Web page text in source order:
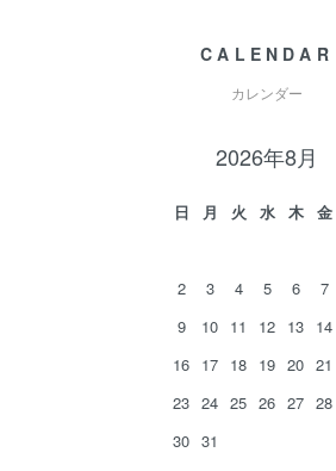
CALENDAR
カレンダー
2026年8月
日 月 火 水 木 金
2
3 4 5 6 7
9
10 11 12 13 14
16 17 18 19 20 21
23 24 25 26 27 28
30 31